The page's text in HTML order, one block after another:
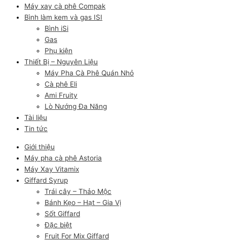
Máy xay cà phê Compak
Bình làm kem và gas ISI
Bình iSi
Gas
Phụ kiện
Thiết Bị – Nguyên Liệu
Máy Pha Cà Phê Quán Nhỏ
Cà phê Eli
Ami Fruity
Lò Nướng Đa Năng
Tài liệu
Tin tức
Giới thiệu
Máy pha cà phê Astoria
Máy Xay Vitamix
Giffard Syrup
Trái cây – Thảo Mộc
Bánh Kẹo – Hạt – Gia Vị
Sốt Giffard
Đặc biệt
Fruit For Mix Giffard